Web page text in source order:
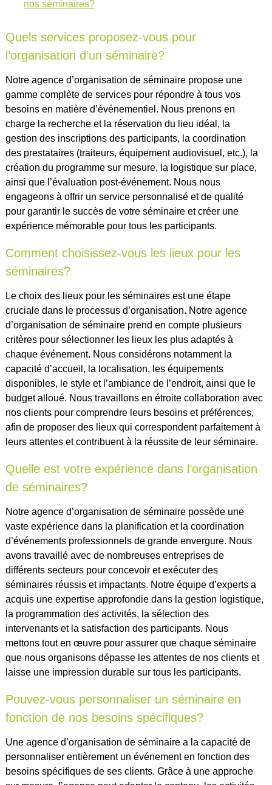
nos séminaires?
Quels services proposez-vous pour
l’organisation d’un séminaire?
Notre agence d’organisation de séminaire propose une
gamme complète de services pour répondre à tous vos
besoins en matière d’événementiel. Nous prenons en
charge la recherche et la réservation du lieu idéal, la
gestion des inscriptions des participants, la coordination
des prestataires (traiteurs, équipement audiovisuel, etc.), la
création du programme sur mesure, la logistique sur place,
ainsi que l’évaluation post-événement. Nous nous
engageons à offrir un service personnalisé et de qualité
pour garantir le succès de votre séminaire et créer une
expérience mémorable pour tous les participants.
Comment choisissez-vous les lieux pour les
séminaires?
Le choix des lieux pour les séminaires est une étape
cruciale dans le processus d’organisation. Notre agence
d’organisation de séminaire prend en compte plusieurs
critères pour sélectionner les lieux les plus adaptés à
chaque événement. Nous considérons notamment la
capacité d’accueil, la localisation, les équipements
disponibles, le style et l’ambiance de l’endroit, ainsi que le
budget alloué. Nous travaillons en étroite collaboration avec
nos clients pour comprendre leurs besoins et préférences,
afin de proposer des lieux qui correspondent parfaitement à
leurs attentes et contribuent à la réussite de leur séminaire.
Quelle est votre expérience dans l’organisation
de séminaires?
Notre agence d’organisation de séminaire possède une
vaste expérience dans la planification et la coordination
d’événements professionnels de grande envergure. Nous
avons travaillé avec de nombreuses entreprises de
différents secteurs pour concevoir et exécuter des
séminaires réussis et impactants. Notre équipe d’experts a
acquis une expertise approfondie dans la gestion logistique,
la programmation des activités, la sélection des
intervenants et la satisfaction des participants. Nous
mettons tout en œuvre pour assurer que chaque séminaire
que nous organisons dépasse les attentes de nos clients et
laisse une impression durable sur tous les participants.
Pouvez-vous personnaliser un séminaire en
fonction de nos besoins spécifiques?
Une agence d’organisation de séminaire a la capacité de
personnaliser entièrement un événement en fonction des
besoins spécifiques de ses clients. Grâce à une approche